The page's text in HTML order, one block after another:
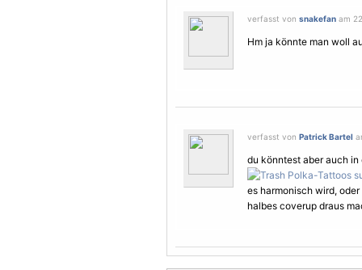
verfasst von snakefan am
Hm ja könnte man woll
verfasst von Patrick Bartel
du könntest aber auch
es harmonisch wird,
halbes coverup draus